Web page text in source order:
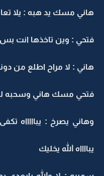
هاني مسك يد هبه : يلا
فتحي : وين تاخذها انت بس
هاني : لا مراح اطلع من
فتحي مسك هاني وسحبه
وهاني يصرخ : يباااااه
يبااااه الله يخليك